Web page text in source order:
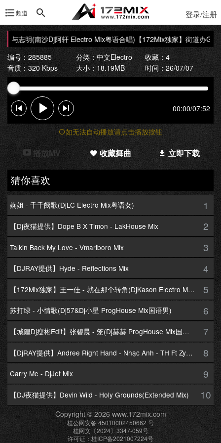
频道 登录/注册
与志明(南沙Dj阿轩 Electro Mix粤语合唱)【172Mix独家】街道办
编号：285885
分类：中文Electro
收藏：4
音质：320 Kbps
大小：18.19MB 时间：26/07/07
00:00/07:52
如无法自动播放请点击播放按钮
播放MV 收藏舞曲 立即下载
猜你喜欢
娴姐 - 千千阙歌(DjLC Electro Mix粤语女) 1
【Dj夜猫提供】Dope B X Timon - LakHouse Mix 2
Talkin Back My Love - Vmarlboro Mix 3
【DJRAY提供】Hyde - Reflections Mix 4
【172Mix独家】王一佳 - 就在那个转角(DjKason Electro Mix国语女) 5
苏打绿 - 小情歌(Dj57&Dj小星 ProgHouse Mix国语男) 6
【城隍Dj瘦彬Edit】张碧晨 - 笼(Dj赫赫 ProgHouse Mix国语女) 7
【DjRAY提供】Andree Right Hand - Nhạc Anh - TH Ft Zym Mix 8
Carry Me - DjJet Mix 9
【DJ夜猫提供】Devin Wild - Holy Grounds(Extended Mix) 10
Copyright © 2026 www.172mix.com
桂公网安备 45010002450662 号
桂网文〔2024〕3347-059号
许可证：桂ICP备2021007224号